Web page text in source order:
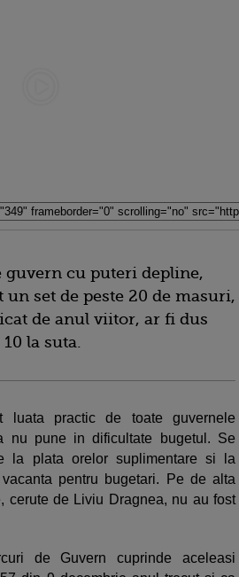
guvern cu puteri depline,
un set de peste 20 de masuri,
de anul viitor, ar fi dus
la suta.
luata practic de toate guvernele
nu pune in dificultate bugetul. Se
la plata orelor suplimentare si la
pentru bugetari. Pe de alta
cerute de Liviu Dragnea, nu au fost
de Guvern cuprinde aceleasi